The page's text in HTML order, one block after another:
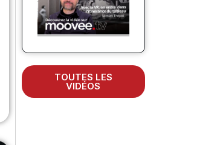
TOUTES LES
VIDÉOS